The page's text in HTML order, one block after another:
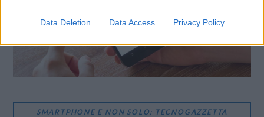
Data Deletion Data Access Privacy Policy
SMARTPHONE E NON SOLO: TECNOGAZZETTA